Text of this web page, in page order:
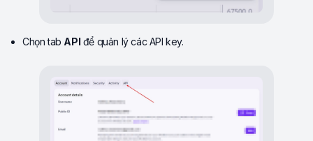
Chọn tab API để quản lý các API key.